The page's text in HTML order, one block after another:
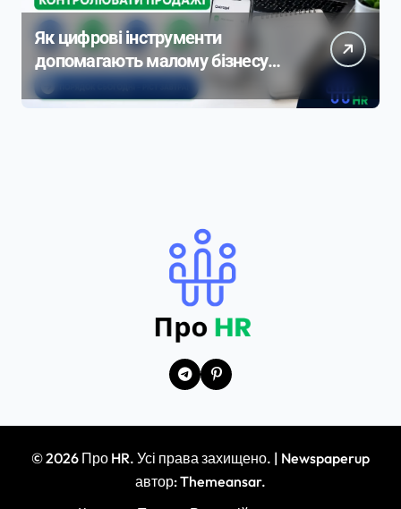
Як цифрові інструменти
допомагають малому бізнесу
контролювати продажі
© 2026 Про HR. Усі права захищено. | Newspaperup
автор:Themeansar.